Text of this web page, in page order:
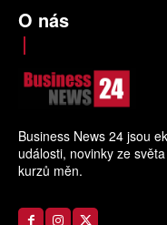
O nás
Business News 24 jsou
události, novinky ze
kurzů měn.